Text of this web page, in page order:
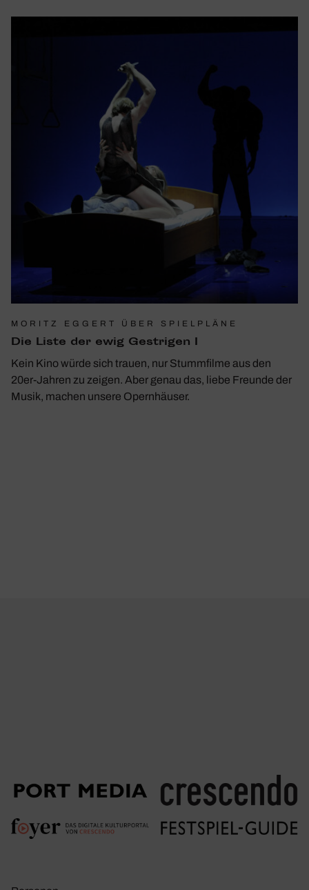
MORITZ EGGERT ÜBER SPIELPLÄNE
Die Liste der ewig Gest­rigen I
Kein Kino würde sich trauen, nur Stummfilme aus den
20er-Jahren zu zeigen. Aber genau das, liebe Freunde der
Musik, machen unsere Opernhäuser.